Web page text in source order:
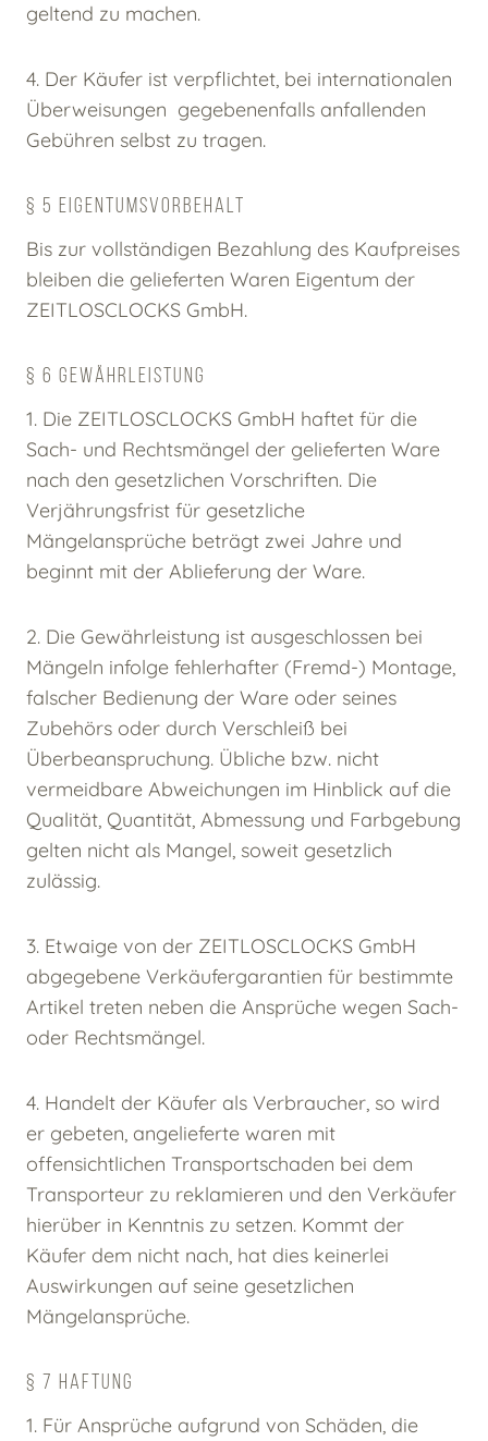
geltend zu machen.
4. Der Käufer ist verpflichtet, bei internationalen
Überweisungen gegebenenfalls anfallenden
Gebühren selbst zu tragen.
§ 5 EIGENTUMSVORBEHALT
Bis zur vollständigen Bezahlung des Kaufpreises
bleiben die gelieferten Waren Eigentum der
ZEITLOSCLOCKS GmbH.
§ 6 GEWÄHRLEISTUNG
1. Die ZEITLOSCLOCKS GmbH haftet für die
Sach- und Rechtsmängel der gelieferten Ware
nach den gesetzlichen Vorschriften. Die
Verjährungsfrist für gesetzliche
Mängelansprüche beträgt zwei Jahre und
beginnt mit der Ablieferung der Ware.
2. Die Gewährleistung ist ausgeschlossen bei
Mängeln infolge fehlerhafter (Fremd-) Montage,
falscher Bedienung der Ware oder seines
Zubehörs oder durch Verschleiß bei
Überbeanspruchung. Übliche bzw. nicht
vermeidbare Abweichungen im Hinblick auf die
Qualität, Quantität, Abmessung und Farbgebung
gelten nicht als Mangel, soweit gesetzlich
zulässig.
3. Etwaige von der ZEITLOSCLOCKS GmbH
abgegebene Verkäufergarantien für bestimmte
Artikel treten neben die Ansprüche wegen Sach-
oder Rechtsmängel.
4. Handelt der Käufer als Verbraucher, so wird
er gebeten, angelieferte waren mit
offensichtlichen Transportschaden bei dem
Transporteur zu reklamieren und den Verkäufer
hierüber in Kenntnis zu setzen. Kommt der
Käufer dem nicht nach, hat dies keinerlei
Auswirkungen auf seine gesetzlichen
Mängelansprüche.
§ 7 HAFTUNG
1. Für Ansprüche aufgrund von Schäden, die